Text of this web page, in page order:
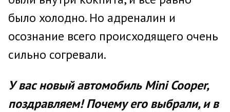
было холодно. Но адреналин и
осознание всего происходящего очень
сильно согревали.
У вас новый автомобиль Mini Cooper,
поздравляем! Почему его выбрали, и в